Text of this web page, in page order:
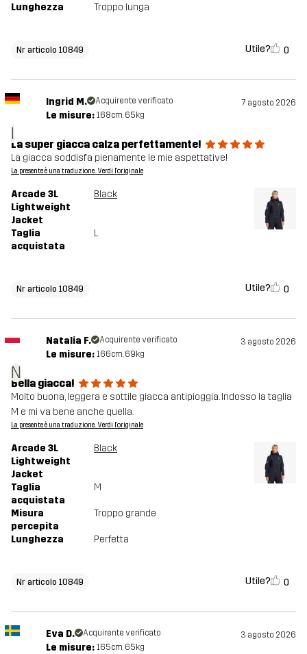
Lunghezza Troppo lunga
Nr articolo 10849 Utile? 0
I
Ingrid M. Acquirente verificato 7 agosto 2026
Le misure: 168cm, 65kg
La super giacca calza perfettamente!
La giacca soddisfa pienamente le mie aspettative!
La presente è una traduzione. Verdi l'originale
Arcade 3L
Lightweight
Jacket
Black
Taglia
acquistata
L
Nr articolo 10849 Utile? 0
N
Natalia F. Acquirente verificato 3 agosto 2026
Le misure: 166cm, 69kg
Bella giacca!
Molto buona, leggera e sottile giacca antipioggia. Indosso la taglia
M e mi va bene anche quella.
La presente è una traduzione. Verdi l'originale
Arcade 3L
Lightweight
Jacket
Black
Taglia
acquistata
M
Misura
percepita
Troppo grande
Lunghezza Perfetta
Nr articolo 10849 Utile? 0
Eva D. Acquirente verificato 3 agosto 2026
Le misure: 165cm, 65kg